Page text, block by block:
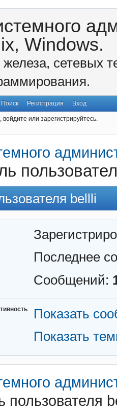
Windows.
сетевых
Поиск Регистрация Вход
или зарегистрируйтесь.
bellli
Последнее
Сообщений:
Показать
Показать